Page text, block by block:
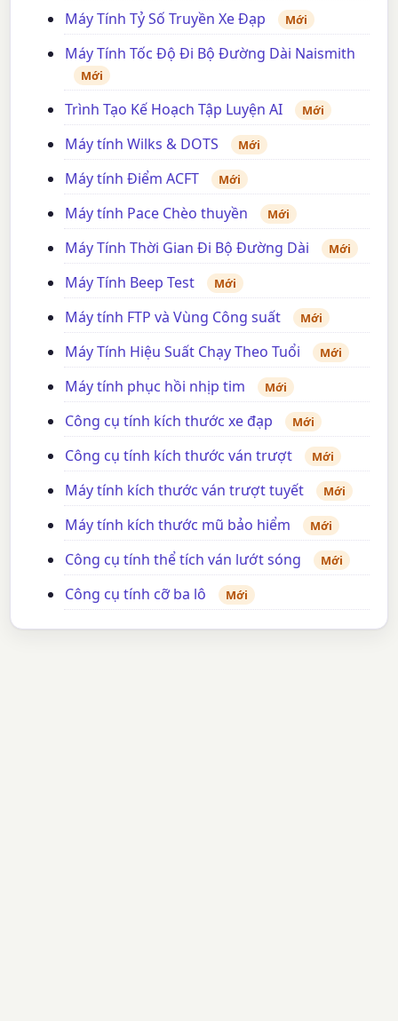
Máy Tính Tỷ Số Truyền Xe Đạp Mới
Máy Tính Tốc Độ Đi Bộ Đường Dài Naismith
Mới
Trình Tạo Kế Hoạch Tập Luyện AI Mới
Máy tính Wilks & DOTS Mới
Máy tính Điểm ACFT Mới
Máy tính Pace Chèo thuyền Mới
Máy Tính Thời Gian Đi Bộ Đường Dài Mới
Máy Tính Beep Test Mới
Máy tính FTP và Vùng Công suất Mới
Máy Tính Hiệu Suất Chạy Theo Tuổi Mới
Máy tính phục hồi nhịp tim Mới
Công cụ tính kích thước xe đạp Mới
Công cụ tính kích thước ván trượt Mới
Máy tính kích thước ván trượt tuyết Mới
Máy tính kích thước mũ bảo hiểm Mới
Công cụ tính thể tích ván lướt sóng Mới
Công cụ tính cỡ ba lô Mới